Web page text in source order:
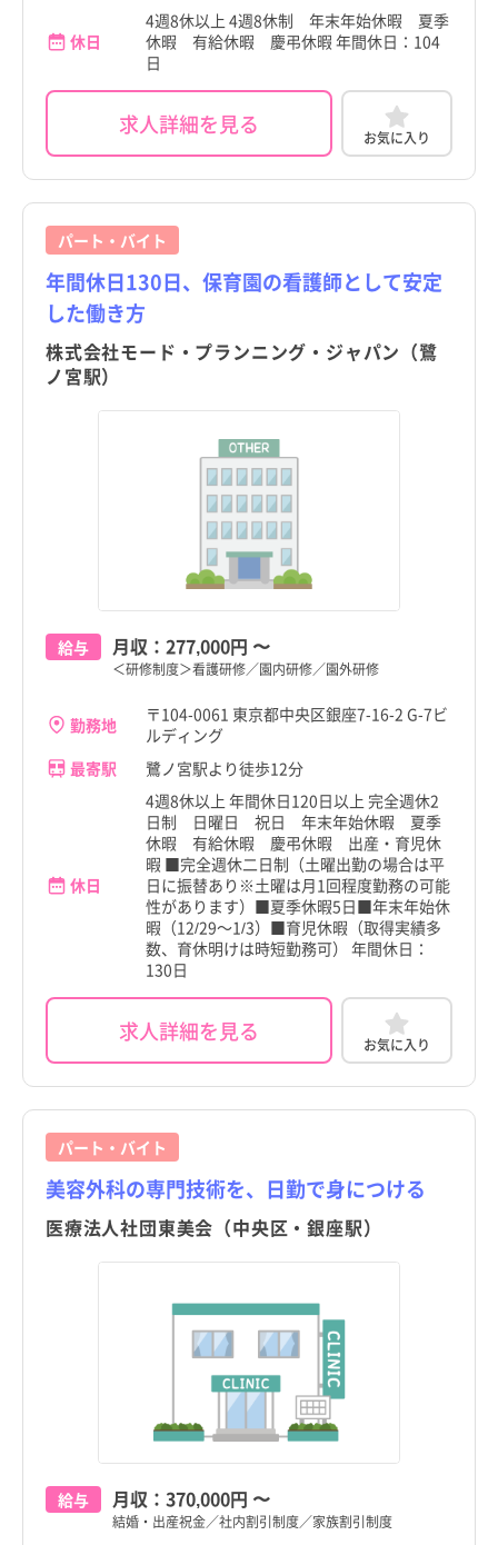
岩手県
東京都すべて
千代田区
中央区
港区
新宿区
文京区
目黒区
休日
4週8休以上 4週8休制 年末年始休暇 夏季
休暇 有給休暇 慶弔休暇 年間休日：104
日
求人詳細を見る お気に入り
パート・バイト
年間休日130日、保育園の看護師として安定
した働き方
株式会社モード・プランニング・ジャパン（鷺
ノ宮駅）
給与 月収： 277,000円 〜
＜研修制度＞看護研修／園内研修／園外研修
勤務地
〒104-0061 東京都中央区銀座7-16-2 G-7ビ
ルディング
最寄駅
鷺ノ宮駅より徒歩12分
休日
4週8休以上 年間休日120日以上 完全週休2
日制 日曜日 祝日 年末年始休暇 夏季
休暇 有給休暇 慶弔休暇 出産・育児休
暇 ■完全週休二日制（土曜出勤の場合は平
日に振替あり※土曜は月1回程度勤務の可能
性があります）■夏季休暇5日■年末年始休
暇（12/29～1/3）■育児休暇（取得実績多
数、育休明けは時短勤務可） 年間休日：
130日
求人詳細を見る お気に入り
パート・バイト
美容外科の専門技術を、日勤で身につける
医療法人社団東美会（中央区・銀座駅）
給与 月収： 370,000円 〜
結婚・出産祝金／社内割引制度／家族割引制度
岩手県
東京都すべて
千代田区
中央区
港区
新宿区
文京区
目黒区